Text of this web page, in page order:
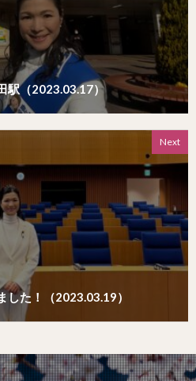
駅（2023.03.17）
Next
した！（2023.03.19）